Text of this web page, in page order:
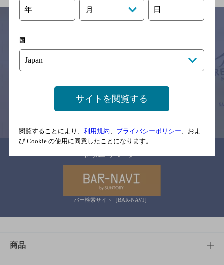
サイトマップ ご意見・ご感想 利用規約
※それぞれのお店のメニューや営業時間などの掲載情報については、
予告なしに変更されることがありますので、
す。
情報提供：ぐるなび
バー検索サイト［BAR-NAVI］
商品
年 月 日
国
サイトを閲覧する
閲覧することにより、 利用規約、 プライバシーポリシー、およ
び Cookie の使用に同意したことになります。